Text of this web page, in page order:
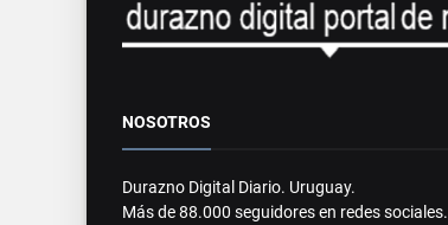
NOSOTROS
Durazno Digital Diario. Uruguay.
Más de 88.000 seguidores en redes sociales.